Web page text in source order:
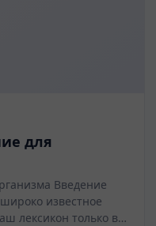
для
Введение
известное
лексикон только в…